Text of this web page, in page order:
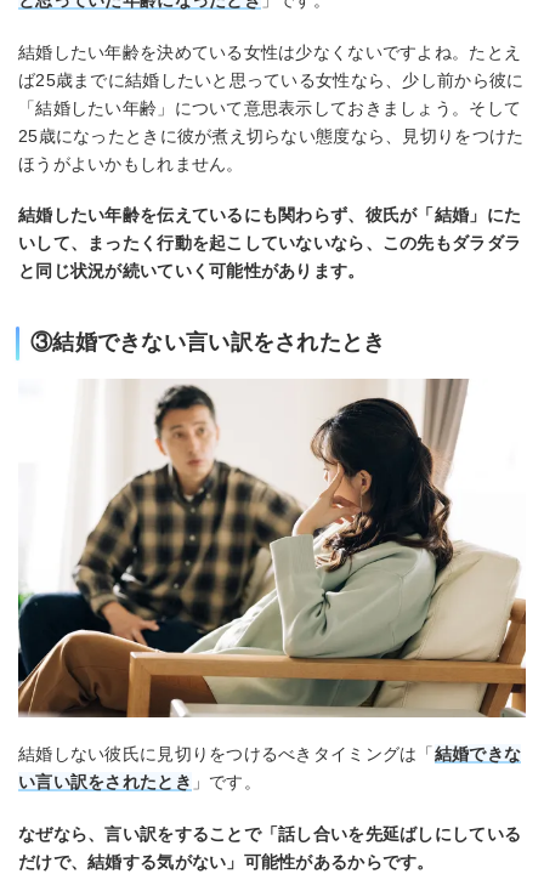
結婚したい年齢を決めている女性は少なくないですよね。たとえ
ば25歳までに結婚したいと思っている女性なら、少し前から彼に
「結婚したい年齢」について意思表示しておきましょう。そして
25歳になったときに彼が煮え切らない態度なら、見切りをつけた
ほうがよいかもしれません。
結婚したい年齢を伝えているにも関わらず、彼氏が「結婚」にた
いして、まったく行動を起こしていないなら、この先もダラダラ
と同じ状況が続いていく可能性があります。
③結婚できない言い訳をされたとき
結婚しない彼氏に見切りをつけるべきタイミングは「結婚できな
い言い訳をされたとき 」です。
なぜなら、言い訳をすることで「話し合いを先延ばしにしている
だけで、結婚する気がない」可能性があるからです。